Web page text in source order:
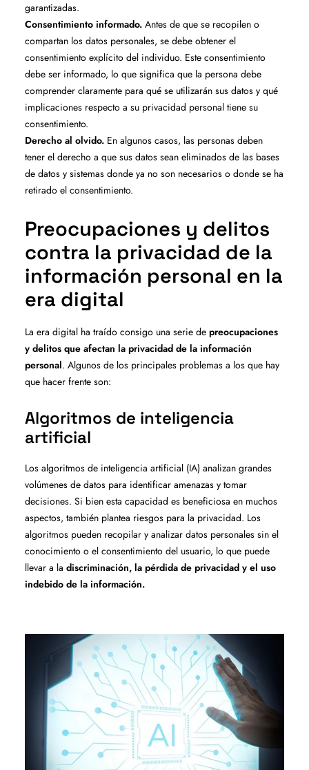
garantizadas.
Consentimiento informado. Antes de que se recopilen o
compartan los datos personales, se debe obtener el
consentimiento explícito del individuo. Este consentimiento
debe ser informado, lo que significa que la persona debe
comprender claramente para qué se utilizarán sus datos y qué
implicaciones respecto a su privacidad personal tiene su
consentimiento.
Derecho al olvido. En algunos casos, las personas deben
tener el derecho a que sus datos sean eliminados de las bases
de datos y sistemas donde ya no son necesarios o donde se ha
retirado el consentimiento.
Preocupaciones y delitos
contra la privacidad de la
información personal en la
era digital
La era digital ha traído consigo una serie de preocupaciones
y delitos que afectan la privacidad de la información
personal. Algunos de los principales problemas a los que hay
que hacer frente son:
Algoritmos de inteligencia
artificial
Los algoritmos de inteligencia artificial (IA) analizan grandes
volúmenes de datos para identificar amenazas y tomar
decisiones. Si bien esta capacidad es beneficiosa en muchos
aspectos, también plantea riesgos para la privacidad. Los
algoritmos pueden recopilar y analizar datos personales sin el
conocimiento o el consentimiento del usuario, lo que puede
llevar a la discriminación, la pérdida de privacidad y el uso
indebido de la información.